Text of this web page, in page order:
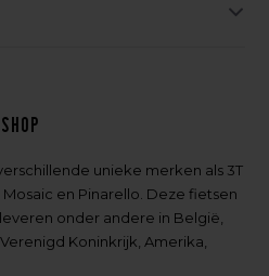
unieke merken als 3T
Mosaic en Pinarello. Deze fietsen
onder andere in België,
Koninkrijk, Amerika,